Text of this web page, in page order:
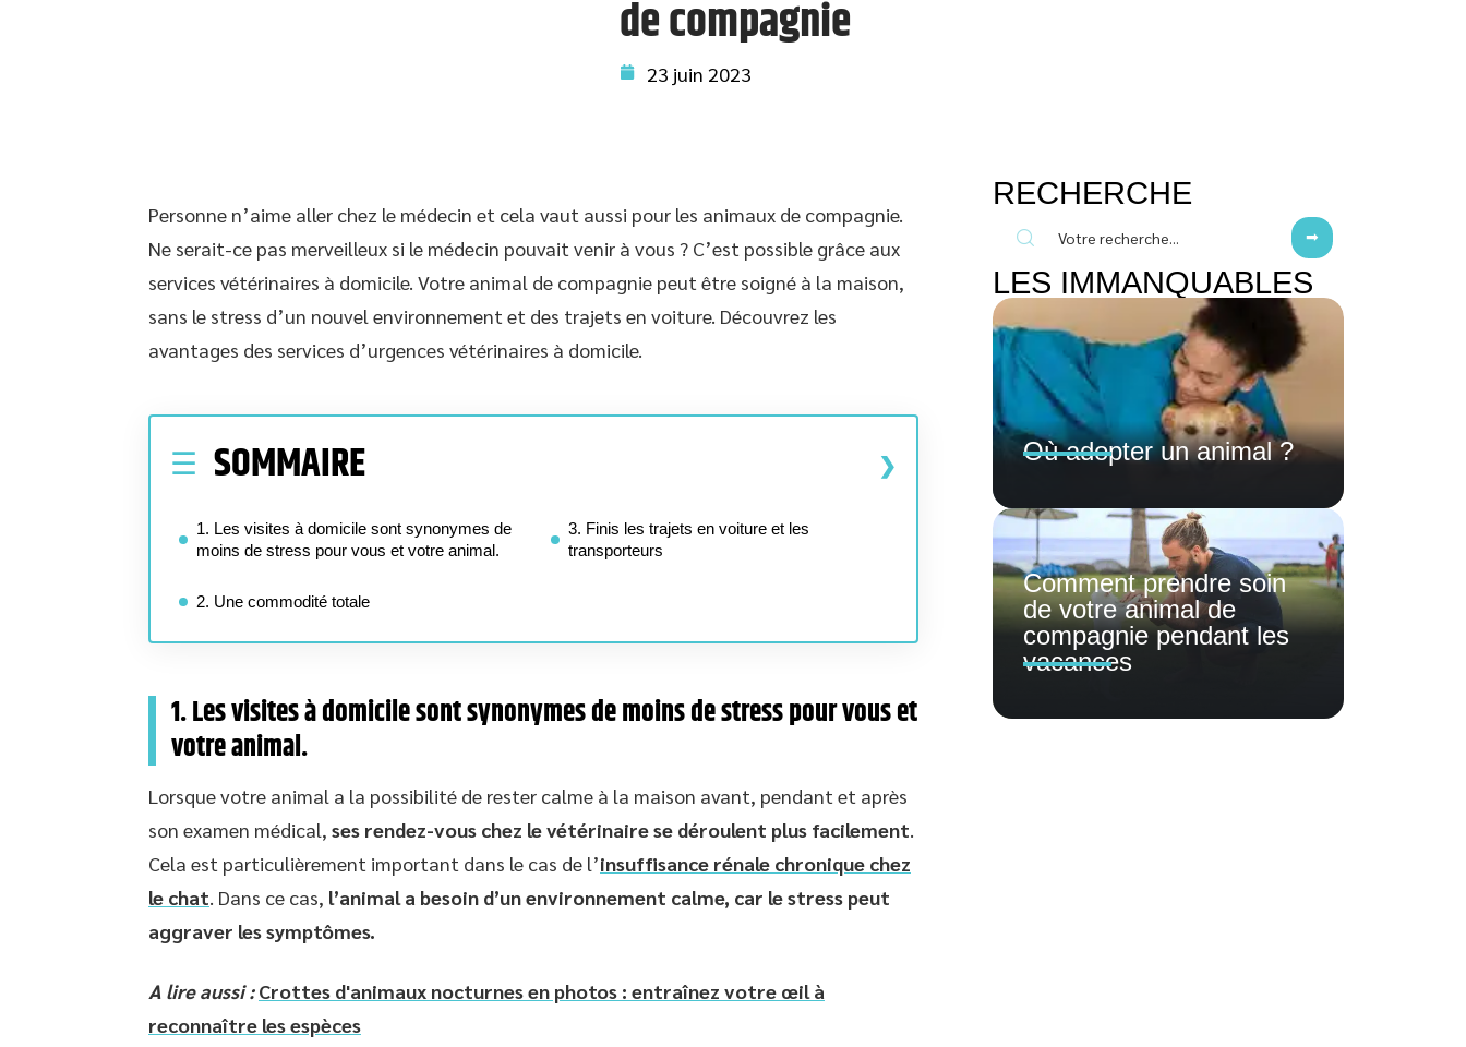
de compagnie
23 juin 2023
Personne n’aime aller chez le médecin et cela vaut aussi pour les animaux de compagnie.
Ne serait-ce pas merveilleux si le médecin pouvait venir à vous ? C’est possible grâce aux
services vétérinaires à domicile. Votre animal de compagnie peut être soigné à la maison,
sans le stress d’un nouvel environnement et des trajets en voiture. Découvrez les
avantages des services d’urgences vétérinaires à domicile.
SOMMAIRE
1. Les visites à domicile sont synonymes de
moins de stress pour vous et votre animal.
2. Une commodité totale
3. Finis les trajets en voiture et les
transporteurs
1. Les visites à domicile sont synonymes de moins de stress pour vous et
votre animal.
Lorsque votre animal a la possibilité de rester calme à la maison avant, pendant et après
son examen médical, ses rendez-vous chez le vétérinaire se déroulent plus facilement.
Cela est particulièrement important dans le cas de l’insuffisance rénale chronique chez
le chat. Dans ce cas, l’animal a besoin d’un environnement calme, car le stress peut
aggraver les symptômes.
A lire aussi : Crottes d'animaux nocturnes en photos : entraînez votre œil à
reconnaître les espèces
RECHERCHE
LES IMMANQUABLES
Où adopter un animal ?
Comment prendre soin
de votre animal de
compagnie pendant les
vacances